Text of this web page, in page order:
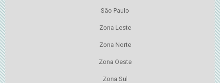
São Paulo
Zona Leste
Zona Norte
Zona Oeste
Zona Sul